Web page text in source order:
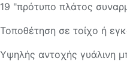
19 "πρότυπο πλάτος
Τοποθέτηση σε τοίχο ή
Υψηλής αντοχής γυάλινη